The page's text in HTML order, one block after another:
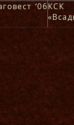
‘06КСК